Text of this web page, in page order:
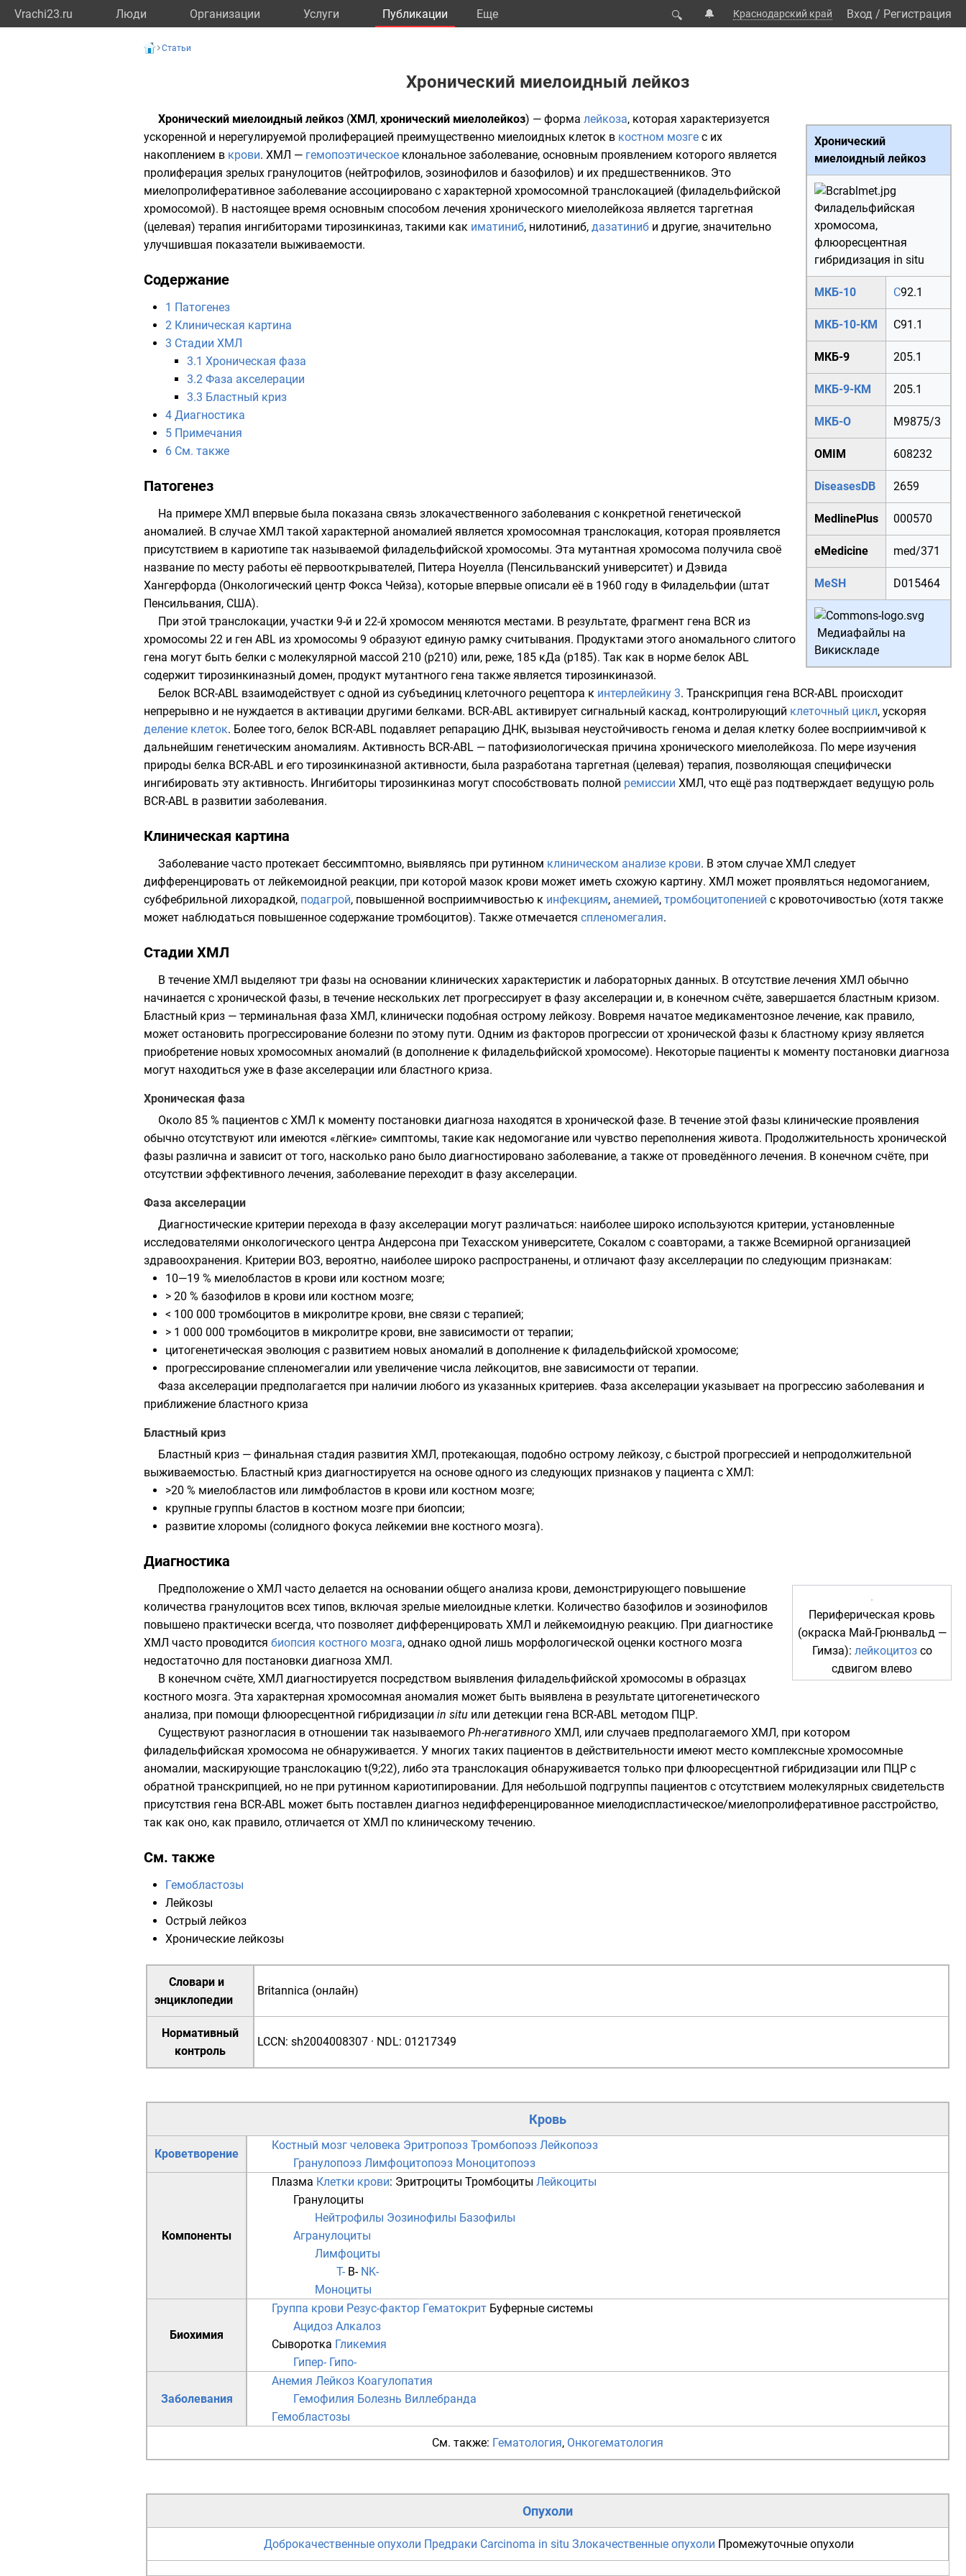
Vrachi23.ru Люди Организации Услуги Публикации Eще 🔍 🔔 Краснодарский край Вход / Регистрация
Статьи
Хронический миелоидный лейкоз
Хронический
миелоидный лейкоз
Филадельфийская
хромосома,
флюоресцентная
гибридизация in situ
МКБ-10 C92.1
МКБ-10-КМ C91.1
МКБ-9 205.1
МКБ-9-КМ 205.1
МКБ-О M9875/3
OMIM 608232
DiseasesDB 2659
MedlinePlus 000570
eMedicine med/371
MeSH D015464
Медиафайлы на
Викискладе
Хронический миелоидный лейкоз (ХМЛ, хронический миелолейкоз) — форма лейкоза, которая характеризуется
ускоренной и нерегулируемой пролиферацией преимущественно миелоидных клеток в костном мозге с их
накоплением в крови. ХМЛ — гемопоэтическое клональное заболевание, основным проявлением которого является
пролиферация зрелых гранулоцитов (нейтрофилов, эозинофилов и базофилов) и их предшественников. Это
миелопролиферативное заболевание ассоциировано с характерной хромосомной транслокацией (филадельфийской
хромосомой). В настоящее время основным способом лечения хронического миелолейкоза является таргетная
(целевая) терапия ингибиторами тирозинкиназ, такими как иматиниб, нилотиниб, дазатиниб и другие, значительно
улучшившая показатели выживаемости.
Содержание
1 Патогенез
2 Клиническая картина
3 Стадии ХМЛ
3.1 Хроническая фаза
3.2 Фаза акселерации
3.3 Бластный криз
4 Диагностика
5 Примечания
6 См. также
Патогенез
На примере ХМЛ впервые была показана связь злокачественного заболевания с конкретной генетической
аномалией. В случае ХМЛ такой характерной аномалией является хромосомная транслокация, которая проявляется
присутствием в кариотипе так называемой филадельфийской хромосомы. Эта мутантная хромосома получила своё
название по месту работы её первооткрывателей, Питера Ноуелла (Пенсильванский университет) и Дэвида
Хангерфорда (Онкологический центр Фокса Чейза), которые впервые описали её в 1960 году в Филадельфии (штат
Пенсильвания, США).
При этой транслокации, участки 9-й и 22-й хромосом меняются местами. В результате, фрагмент гена BCR из
хромосомы 22 и ген ABL из хромосомы 9 образуют единую рамку считывания. Продуктами этого аномального слитого
гена могут быть белки с молекулярной массой 210 (p210) или, реже, 185 кДа (p185). Так как в норме белок ABL
содержит тирозинкиназный домен, продукт мутантного гена также является тирозинкиназой.
Белок BCR-ABL взаимодействует с одной из субъединиц клеточного рецептора к интерлейкину 3. Транскрипция гена BCR-ABL происходит
непрерывно и не нуждается в активации другими белками. BCR-ABL активирует сигнальный каскад, контролирующий клеточный цикл, ускоряя
деление клеток. Более того, белок BCR-ABL подавляет репарацию ДНК, вызывая неустойчивость генома и делая клетку более восприимчивой к
дальнейшим генетическим аномалиям. Активность BCR-ABL — патофизиологическая причина хронического миелолейкоза. По мере изучения
природы белка BCR-ABL и его тирозинкиназной активности, была разработана таргетная (целевая) терапия, позволяющая специфически
ингибировать эту активность. Ингибиторы тирозинкиназ могут способствовать полной ремиссии ХМЛ, что ещё раз подтверждает ведущую роль
BCR-ABL в развитии заболевания.
Клиническая картина
Заболевание часто протекает бессимптомно, выявляясь при рутинном клиническом анализе крови. В этом случае ХМЛ следует
дифференцировать от лейкемоидной реакции, при которой мазок крови может иметь схожую картину. ХМЛ может проявляться недомоганием,
субфебрильной лихорадкой, подагрой, повышенной восприимчивостью к инфекциям, анемией, тромбоцитопенией с кровоточивостью (хотя также
может наблюдаться повышенное содержание тромбоцитов). Также отмечается спленомегалия.
Стадии ХМЛ
В течение ХМЛ выделяют три фазы на основании клинических характеристик и лабораторных данных. В отсутствие лечения ХМЛ обычно
начинается с хронической фазы, в течение нескольких лет прогрессирует в фазу акселерации и, в конечном счёте, завершается бластным кризом.
Бластный криз — терминальная фаза ХМЛ, клинически подобная острому лейкозу. Вовремя начатое медикаментозное лечение, как правило,
может остановить прогрессирование болезни по этому пути. Одним из факторов прогрессии от хронической фазы к бластному кризу является
приобретение новых хромосомных аномалий (в дополнение к филадельфийской хромосоме). Некоторые пациенты к моменту постановки диагноза
могут находиться уже в фазе акселерации или бластного криза.
Хроническая фаза
Около 85 % пациентов с ХМЛ к моменту постановки диагноза находятся в хронической фазе. В течение этой фазы клинические проявления
обычно отсутствуют или имеются «лёгкие» симптомы, такие как недомогание или чувство переполнения живота. Продолжительность хронической
фазы различна и зависит от того, насколько рано было диагностировано заболевание, а также от проведённого лечения. В конечном счёте, при
отсутствии эффективного лечения, заболевание переходит в фазу акселерации.
Фаза акселерации
Диагностические критерии перехода в фазу акселерации могут различаться: наиболее широко используются критерии, установленные
исследователями онкологического центра Андерсона при Техасском университете, Сокалом с соавторами, а также Всемирной организацией
здравоохранения. Критерии ВОЗ, вероятно, наиболее широко распространены, и отличают фазу акселлерации по следующим признакам:
10—19 % миелобластов в крови или костном мозге;
> 20 % базофилов в крови или костном мозге;
< 100 000 тромбоцитов в микролитре крови, вне связи с терапией;
> 1 000 000 тромбоцитов в микролитре крови, вне зависимости от терапии;
цитогенетическая эволюция с развитием новых аномалий в дополнение к филадельфийской хромосоме;
прогрессирование спленомегалии или увеличение числа лейкоцитов, вне зависимости от терапии.
Фаза акселерации предполагается при наличии любого из указанных критериев. Фаза акселерации указывает на прогрессию заболевания и
приближение бластного криза
Бластный криз
Бластный криз — финальная стадия развития ХМЛ, протекающая, подобно острому лейкозу, с быстрой прогрессией и непродолжительной
выживаемостью. Бластный криз диагностируется на основе одного из следующих признаков у пациента с ХМЛ:
>20 % миелобластов или лимфобластов в крови или костном мозге;
крупные группы бластов в костном мозге при биопсии;
развитие хлоромы (солидного фокуса лейкемии вне костного мозга).
Диагностика
Периферическая кровь
(окраска Май-Грюнвальд —
Гимза): лейкоцитозсо
сдвигом влево
Предположение о ХМЛ часто делается на основании общего анализа крови, демонстрирующего повышение
количества гранулоцитов всех типов, включая зрелые миелоидные клетки. Количество базофилов и эозинофилов
повышено практически всегда, что позволяет дифференцировать ХМЛ и лейкемоидную реакцию. При диагностике
ХМЛ часто проводится биопсия костного мозга, однако одной лишь морфологической оценки костного мозга
недостаточно для постановки диагноза ХМЛ.
В конечном счёте, ХМЛ диагностируется посредством выявления филадельфийской хромосомы в образцах
костного мозга. Эта характерная хромосомная аномалия может быть выявлена в результате цитогенетического
анализа, при помощи флюоресцентной гибридизации in situ или детекции гена BCR-ABL методом ПЦР.
Существуют разногласия в отношении так называемого Ph-негативного ХМЛ, или случаев предполагаемого ХМЛ, при котором
филадельфийская хромосома не обнаруживается. У многих таких пациентов в действительности имеют место комплексные хромосомные
аномалии, маскирующие транслокацию t(9;22), либо эта транслокация обнаруживается только при флюоресцентной гибридизации или ПЦР с
обратной транскрипцией, но не при рутинном кариотипировании. Для небольшой подгруппы пациентов с отсутствием молекулярных свидетельств
присутствия гена BCR-ABL может быть поставлен диагноз недифференцированное миелодиспластическое/миелопролиферативное расстройство,
так как оно, как правило, отличается от ХМЛ по клиническому течению.
См. также
Гемобластозы
Лейкозы
Острый лейкоз
Хронические лейкозы
Словари и
энциклопедии
Britannica (онлайн)
Нормативный
контроль
LCCN: sh2004008307 · NDL: 01217349
Кровь
Кроветворение
Костный мозг человека Эритропоэз Тромбопоэз Лейкопоэз
Гранулопоэз Лимфоцитопоэз Моноцитопоэз
Компоненты
Плазма Клетки крови: Эритроциты Тромбоциты Лейкоциты
Гранулоциты
Нейтрофилы Эозинофилы Базофилы
Агранулоциты
Лимфоциты
T- B- NK-
Моноциты
Биохимия
Группа крови Резус-фактор Гематокрит Буферные системы
Ацидоз Алкалоз
Сыворотка Гликемия
Гипер- Гипо-
Заболевания
Анемия Лейкоз Коагулопатия
Гемофилия Болезнь Виллебранда
Гемобластозы
См. также: Гематология, Онкогематология
Опухоли
Доброкачественные опухоли Предраки Carcinoma in situ Злокачественные опухоли Промежуточные опухоли